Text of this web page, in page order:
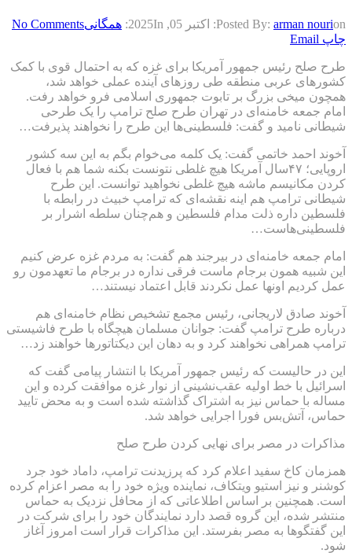
Posted By: arman nourion: اکتبر 05, 2025 In: همگانیNo Comments
چاپ Email
طرح صلح رئیس جمهور آمریکا برای غزه که به احتمال قوی با کمک
کشورهای عربی منطقه طی روزهای آینده عملی خواهد شد،
همچون میخی بزرگ بر تابوت جمهوری اسلامی فرو خواهد رفت.
امام جمعه خامنه‌ای در تهران طرح صلح ترامپ را یک طرحی
شیطانی نامید و گفت: فلسطینی‌ها این طرح را نخواهند پذیرفت…
آخوند احمد خاتمی گفت: یک کلمه می‌خوام بگم به این سه کشور
اروپایی؛ ۴۷سال آمریکا هیچ غلطی نتونست بکنه شما هم با فعال
کردن مکانیسم ماشه هیچ غلطی نخواهید توانست. این طرح
شیطانی ترامپ هم اینه نقشه‌ای که ترامپ خبیث در رابطه با
فلسطین داره ذلت مدام فلسطین و هم‌چنان سلطه اشرار بر
فلسطینی‌هاست…
امام جمعه خامنه‌ای در بیرجند هم گفت: به مردم غزه عرض کنیم
این شبیه همون برجام ماست فرقی نداره در برجام ما تعهدمون رو
عمل کردیم اونها عمل نکردند قابل اعتماد نیستند…
آخوند صادق لاریجانی، رئیس مجمع تشخیص نظام خامنه‌ای هم
درباره طرح ترامپ گفت: جوانان مسلمان هیچگاه با طرح فاشیستی
ترامپ همراهی نخواهند کرد و به دهان این دیکتاتورها خواهند زد…
این در حالیست که رئیس جمهور آمریکا با انتشار پیامی گفت که
اسرائیل با خط اولیه عقب‌نشینی از نوار غزه موافقت کرده و این
مساله با حماس نیز به اشتراک گذاشته شده است و به‌ محض تایید
حماس، آتش‌بس فورا اجرایی خواهد شد.
مذاکرات در مصر برای نهایی کردن طرح صلح
همزمان کاخ سفید اعلام کرد که پرزیدنت ترامپ، داماد خود جرد
کوشنر و نیز استیو ویتکاف، نماینده ویژه خود را به مصر اعزام کرده
است. همچنین بر اساس اطلاعاتی که از محافل نزدیک به حماس
منتشر شده، این گروه قصد دارد نمایندگان خود را برای شرکت در
این گفتگوها به مصر بفرستد. این مذاکرات قرار است امروز آغاز
شود.